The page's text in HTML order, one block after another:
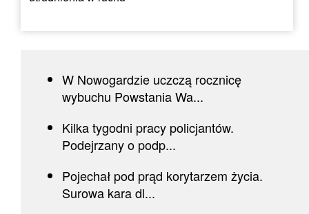
W Nowogardzie uczczą rocznicę
wybuchu Powstania Wa...
Kilka tygodni pracy policjantów.
Podejrzany o podp...
Pojechał pod prąd korytarzem życia.
Surowa kara dl...